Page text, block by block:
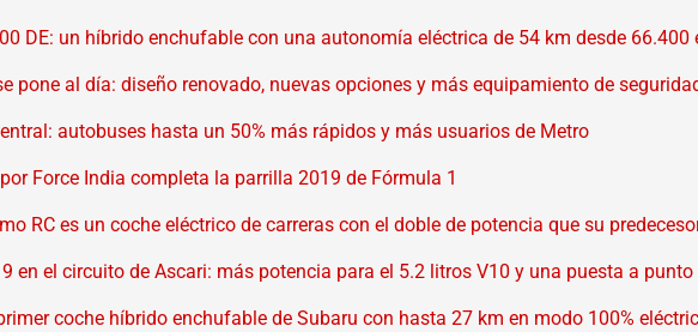
DE: un híbrido enchufable con una autonomía eléctrica de 54 km desde 66.400
pone al día: diseño renovado, nuevas opciones y más equipamiento de
autobuses hasta un 50% más rápidos y más usuarios de Metro
Force India completa la parrilla 2019 de Fórmula 1
RC es un coche eléctrico de carreras con el doble de potencia que su
en el circuito de Ascari: más potencia para el 5.2 litros V10 y una puesta a
coche híbrido enchufable de Subaru con hasta 27 km en modo 100%